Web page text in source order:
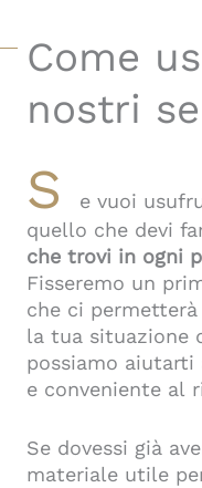
Come
nostri
S
e vuoi
quello che devi
che trovi in ogni
Fisseremo un
che ci
la tua situazione
possiamo aiutarti
e conveniente al
Se dovessi già
materiale utile